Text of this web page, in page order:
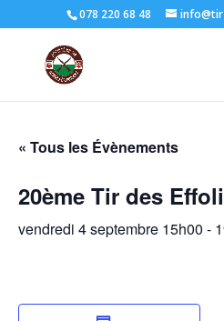
078 220 68 48
« Tous les Évènements
20ème Tir des
vendredi 4 septembre 15h00 -